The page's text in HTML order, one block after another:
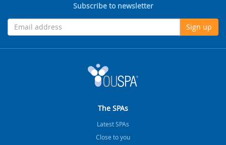
Subscribe to newsletter
Sign up
The SPAs
Latest SPAs
Close to you